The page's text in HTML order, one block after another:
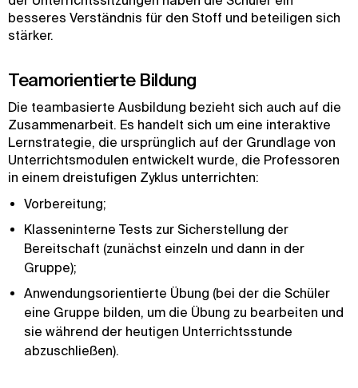
besseres Verständnis für den Stoff und beteiligen sich
stärker.
Teamorientierte Bildung
Die teambasierte Ausbildung bezieht sich auch auf die
Zusammenarbeit. Es handelt sich um eine interaktive
Lernstrategie, die ursprünglich auf der Grundlage von
Unterrichtsmodulen entwickelt wurde, die Professoren
in einem dreistufigen Zyklus unterrichten:
Vorbereitung;
Klasseninterne Tests zur Sicherstellung der
Bereitschaft (zunächst einzeln und dann in der
Gruppe);
Anwendungsorientierte Übung (bei der die Schüler
eine Gruppe bilden, um die Übung zu bearbeiten und
sie während der heutigen Unterrichtsstunde
abzuschließen).